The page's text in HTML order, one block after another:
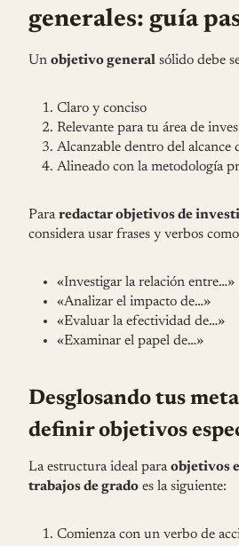
generales: guía
Un objetivo general sólido debe
Claro y conciso
Relevante para tu área de
Alcanzable dentro del alcance
Alineado con la metodología
Pararedactar objetivos de
considera usar frases y verbos
«Investigar la relación entre…»
«Analizar el impacto de…»
«Evaluar la efectividad de…»
«Examinar el papel de…»
Desglosando tus
definir objetivos
La estructura ideal paraobjetivos
trabajos de grado es la siguiente:
Comienza con un verbo de